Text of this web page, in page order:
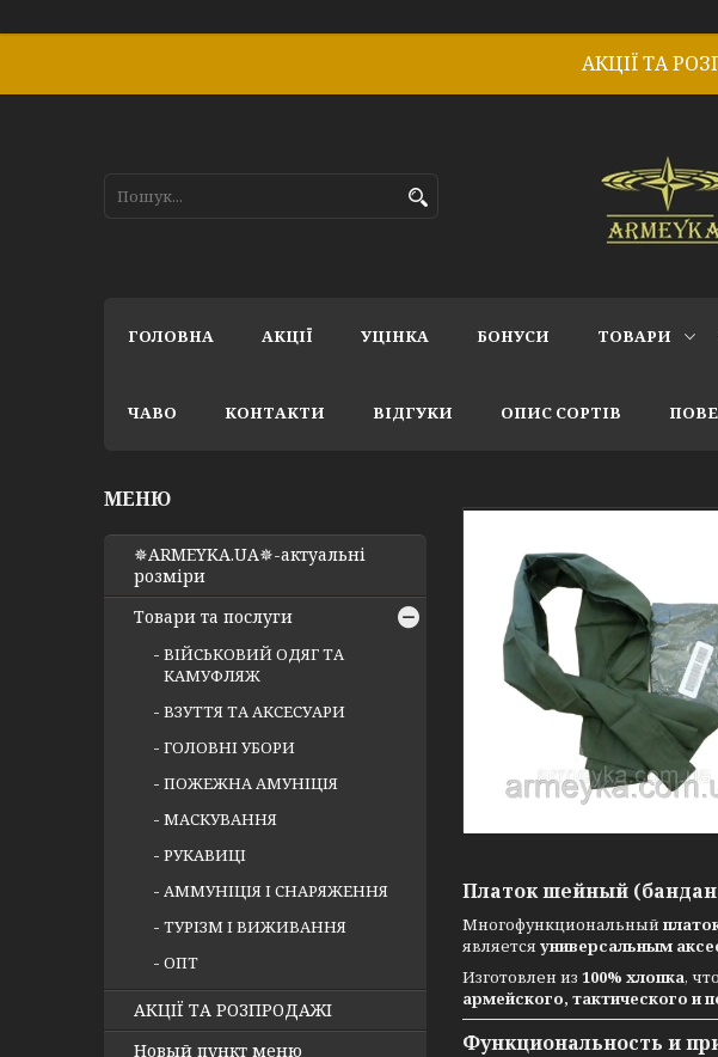
АКЦІЇ ТА
ГОЛОВНА АКЦІЇ УЦІНКА БОНУСИ ТОВАРИ
ЧАВО КОНТАКТИ ВІДГУКИ ОПИС СОРТІВ
Платок шейный
Многофункциональный
является универсальным
Изготовлен из 100% хлопка,
армейского, тактического и
Функциональность и
✵ARMEYKA.UA✵-актуальні
розміри
Товари та послуги
ВІЙСЬКОВИЙ ОДЯГ ТА
КАМУФЛЯЖ
ВЗУТТЯ ТА АКСЕСУАРИ
ГОЛОВНІ УБОРИ
ПОЖЕЖНА АМУНІЦІЯ
МАСКУВАННЯ
РУКАВИЦІ
АММУНІЦІЯ І СНАРЯЖЕННЯ
ТУРІЗМ І ВИЖИВАННЯ
ОПТ
АКЦІЇ ТА РОЗПРОДАЖІ
Новый пункт меню